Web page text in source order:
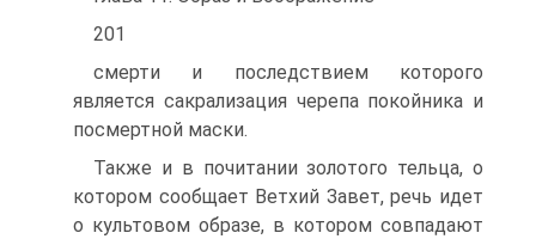
201
смерти и последствием которого
является сакрализация черепа покой­ника и
посмертной маски.
Также и в почитании золотого тельца, о
котором сообщает Ветхий Завет, речь идет
о культовом образе, в котором совпадают